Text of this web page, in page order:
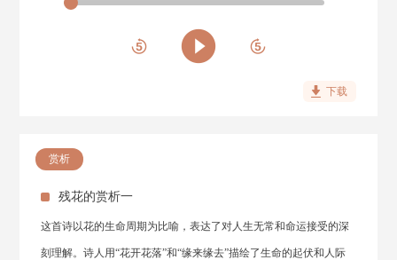
下载
赏析
残花的赏析一
这首诗以花的生命周期为比喻，表达了对人生无常和命运接受的深
刻理解。诗人用“花开花落”和“缘来缘去”描绘了生命的起伏和人际